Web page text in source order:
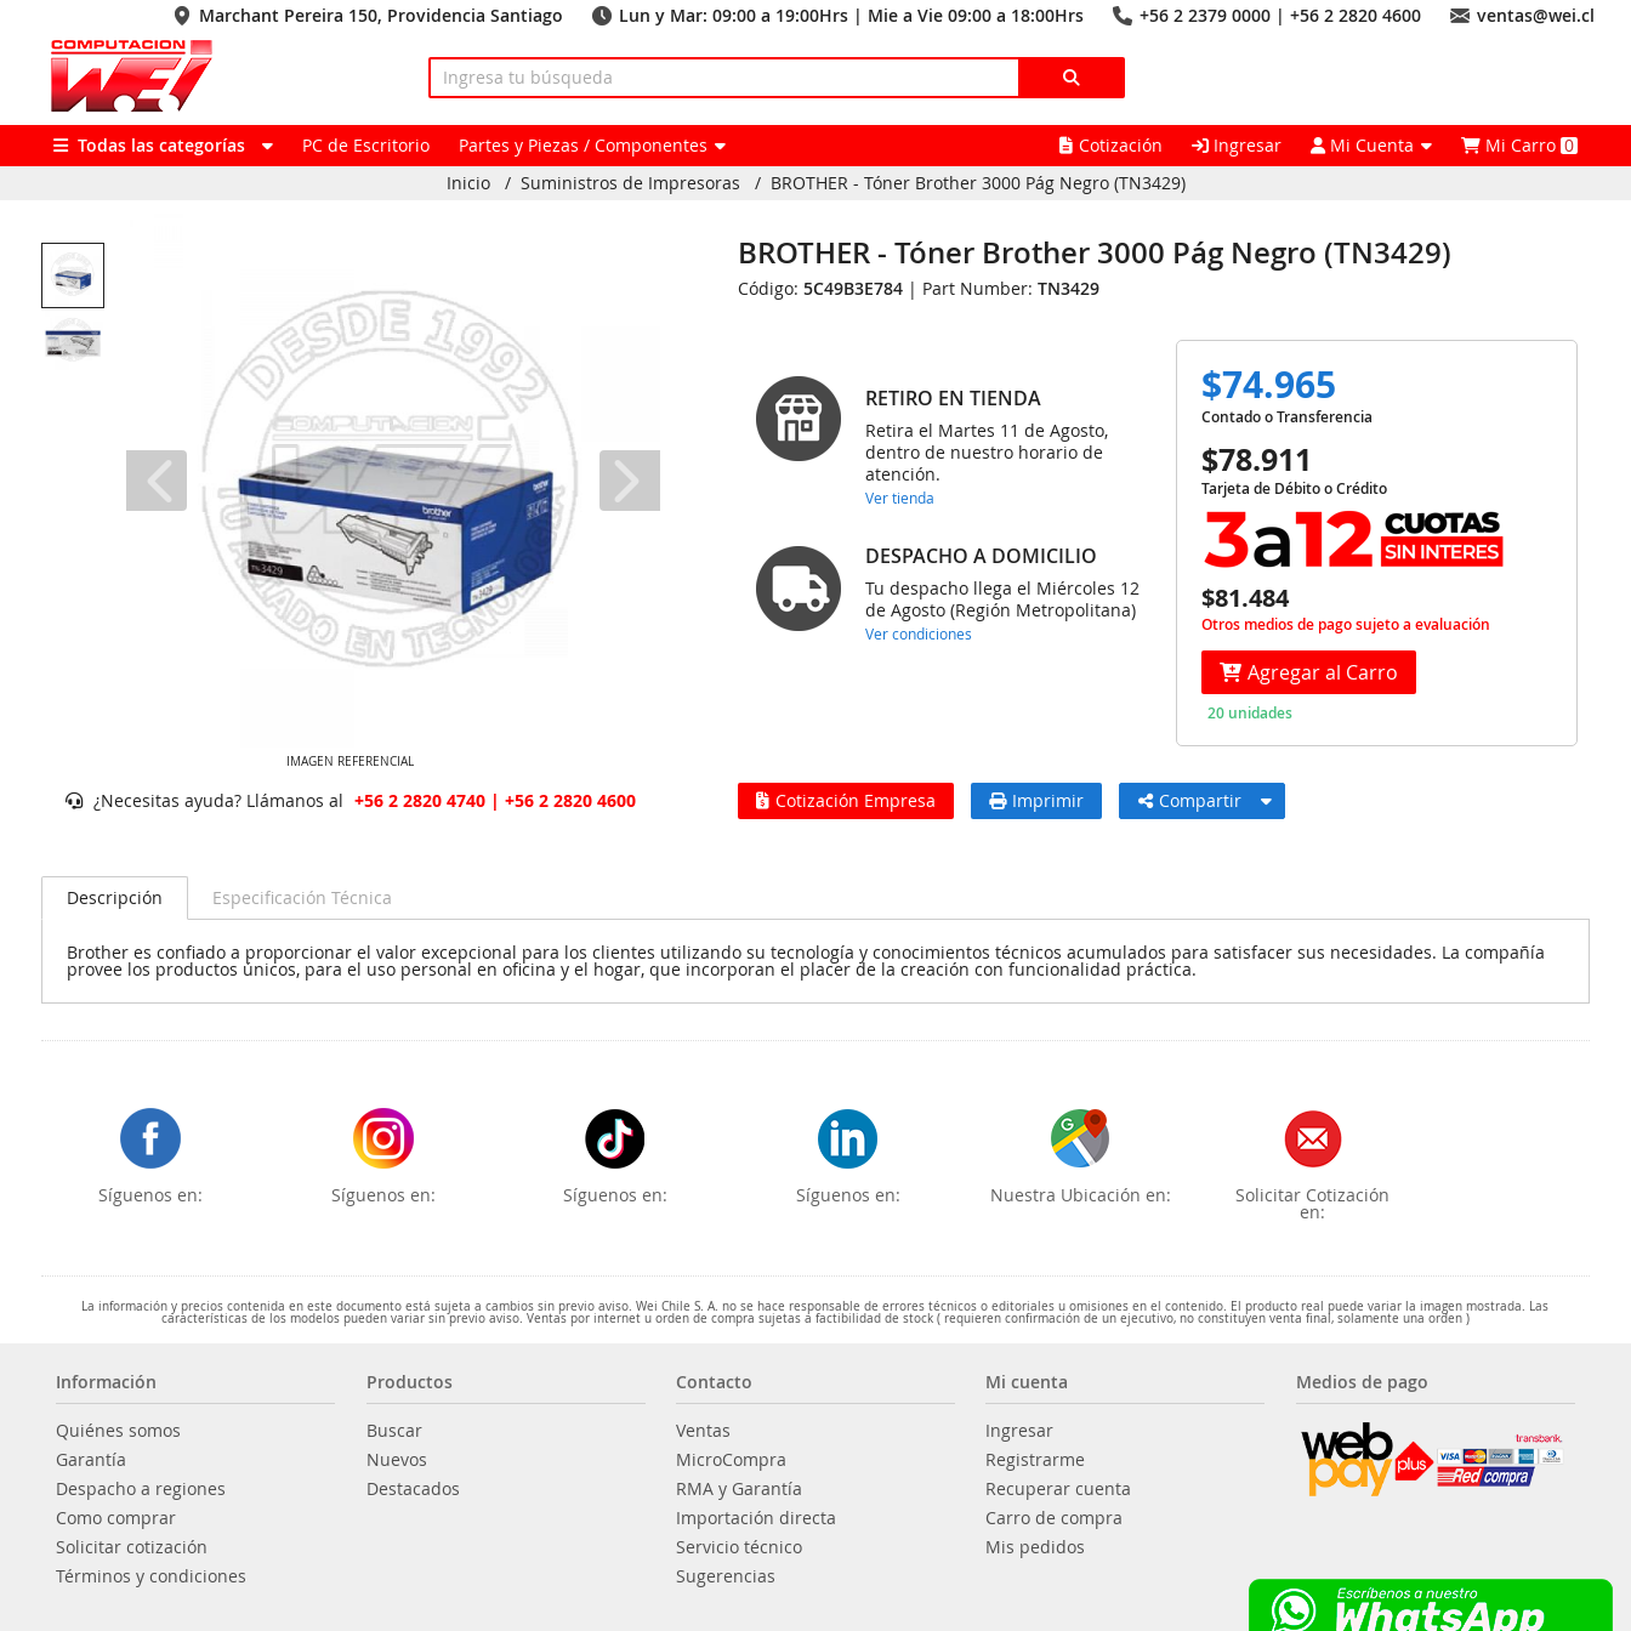
Marchant Pereira 150, Providencia Santiago Lun y Mar: 09:00 a 19:00Hrs | Mie a Vie 09:00 a 18:00Hrs +56 2 2379 0000 | +56 2 2820 4600 ventas@wei.cl
Todas las categorías PC de Escritorio Partes y Piezas / Componentes Cotización Ingresar Mi Cuenta Mi Carro0
Inicio
/ Suministros de Impresoras / BROTHER - Tóner Brother 3000 Pág Negro (TN3429)
IMAGEN REFERENCIAL
¿Necesitas ayuda? Llámanos al +56 2 2820 4740 | +56 2 2820 4600
BROTHER - Tóner Brother 3000 Pág Negro (TN3429)
Código:5C49B3E784 | Part Number:TN3429
RETIRO EN TIENDA
Retira el Martes 11 de Agosto,
dentro de nuestro horario de
atención.
Ver tienda
DESPACHO A DOMICILIO
Tu despacho llega el Miércoles 12
de Agosto (Región Metropolitana)
Ver condiciones
$74.965
Contado o Transferencia
$78.911
Tarjeta de Débito o Crédito
$81.484
Otros medios de pago sujeto a evaluación
Agregar al Carro
20 unidades
Cotización Empresa Imprimir Compartir
Descripción Especificación Técnica
Brother es confiado a proporcionar el valor excepcional para los clientes utilizando su tecnología y conocimientos técnicos acumulados para satisfacer sus necesidades. La compañía
provee los productos únicos, para el uso personal en oficina y el hogar, que incorporan el placer de la creación con funcionalidad práctica.
Síguenos en: Síguenos en: Síguenos en: Síguenos en: Nuestra Ubicación en: Solicitar Cotización
en:
La información y precios contenida en este documento está sujeta a cambios sin previo aviso. Wei Chile S. A. no se hace responsable de errores técnicos o editoriales u omisiones en el contenido. El producto real puede variar la imagen mostrada. Las
características de los modelos pueden variar sin previo aviso. Ventas por internet u orden de compra sujetas a factibilidad de stock ( requieren confirmación de un ejecutivo, no constituyen venta final, solamente una orden )
Información
Quiénes somos
Garantía
Despacho a regiones
Como comprar
Solicitar cotización
Términos y condiciones
Productos
Buscar
Nuevos
Destacados
Contacto
Ventas
MicroCompra
RMA y Garantía
Importación directa
Servicio técnico
Sugerencias
Mi cuenta
Ingresar
Registrarme
Recuperar cuenta
Carro de compra
Mis pedidos
Medios de pago